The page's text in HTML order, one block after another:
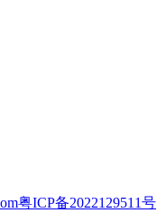
粤ICP备2022129511号